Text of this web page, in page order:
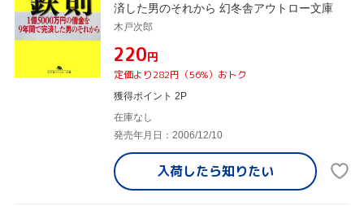
済した男のそれから 幻冬舎アウトロー文庫
木戸次郎
¥220円
定価より282円（56%）おトク
獲得ポイント 2P
在庫なし
発売年月日：2006/12/10
入荷したら知りたい